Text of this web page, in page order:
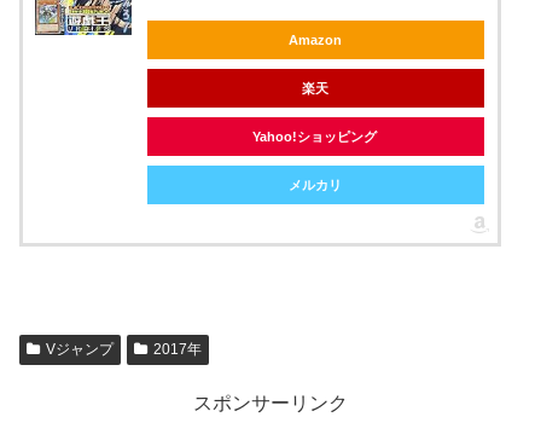
Amazon
楽天
Yahoo!ショッピング
メルカリ
Vジャンプ 2017年
スポンサーリンク